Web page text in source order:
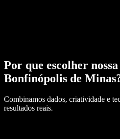
Por que escolher
Bonfinópolis de Minas
Combinamos dados, criatividade e
resultados reais.